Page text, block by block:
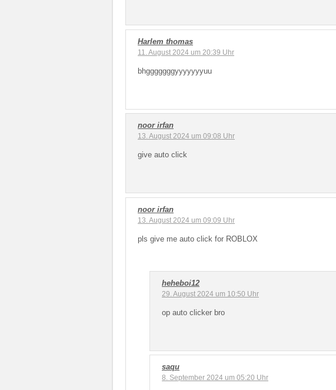
Harlem thomas
11. August 2024 um 20:39 Uhr
bhgggggggyyyyyyyuu
noor irfan
13. August 2024 um 09:08 Uhr
give auto click
noor irfan
13. August 2024 um 09:09 Uhr
pls give me auto click for ROBLOX
heheboi12
29. August 2024 um 10:50 Uhr
op auto clicker bro
saqu
8. September 2024 um 05:20 Uhr